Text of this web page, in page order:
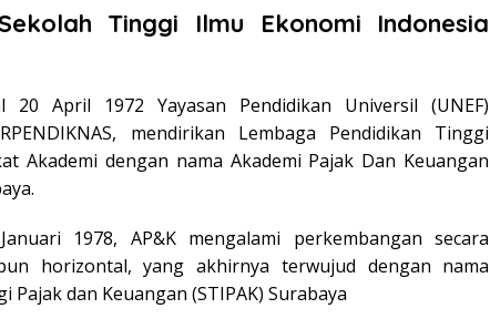
Tinggi Ilmu Ekonomi Indonesia
20 April 1972 Yayasan Pendidikan Universil (UNEF)
mendirikan Lembaga Pendidikan Tinggi
Akademi dengan nama Akademi Pajak Dan Keuangan
1978, AP&K mengalami perkembangan secara
horizontal, yang akhirnya terwujud dengan nama
Pajak dan Keuangan (STIPAK) Surabaya